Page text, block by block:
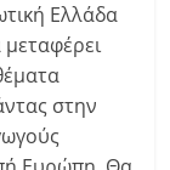
Ελλάδα
στην